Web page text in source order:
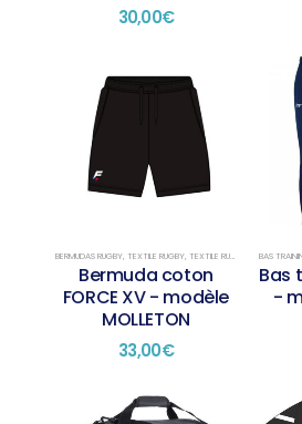
30,00€
produit
plusieurs
variations.
options
choisies
la
produit
plusieurs
variations.
options
choisies
la
BERMUDAS RUGBY, TEXTILE RUGBY, TEXTILE RUGBY PRÉSENTATION
Bermuda coton
FORCE XV - modèle
MOLLETON
33,00€
BAS
Bas
-
produit
produit